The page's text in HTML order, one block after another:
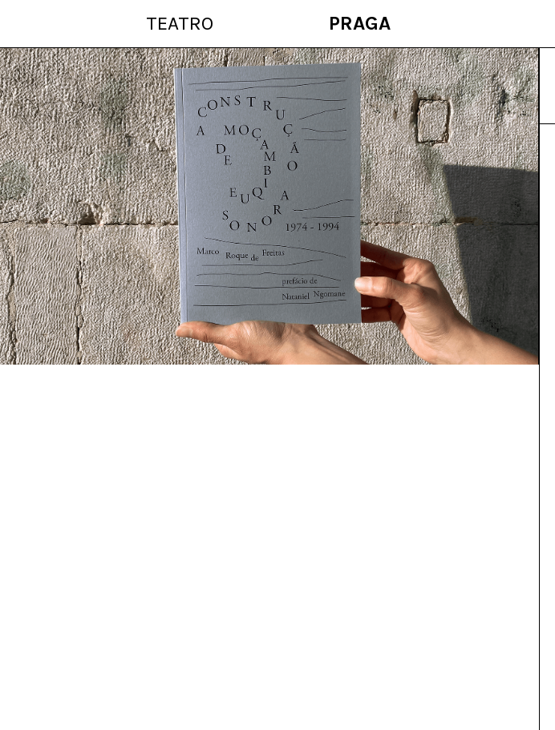
TEATRO PRAGA